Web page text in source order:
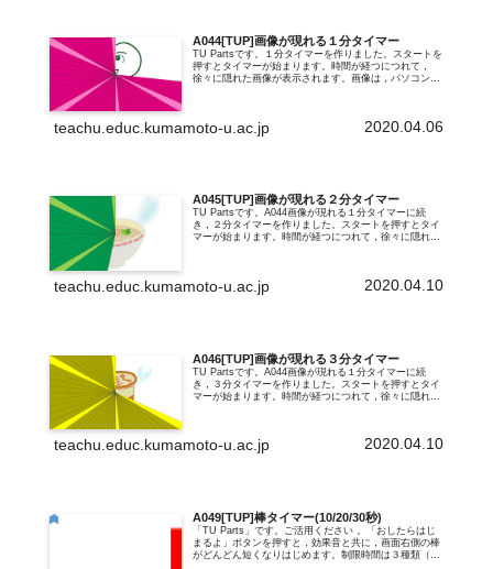
A044[TUP]画像が現れる１分タイマー
TU Partsです。１分タイマーを作りました。スタートを
押すとタイマーが始まります。時間が経つにつれて，
徐々に隠れた画像が表示されます。画像は，パソコンで
teachu.educ.kumamoto-u.ac.jp 2020.04.06
A045[TUP]画像が現れる２分タイマー
TU Partsです。A044画像が現れる１分タイマーに続
き，２分タイマーを作りました。スタートを押すとタイ
マーが始まります。時間が経つにつれて，徐々に隠れた
teachu.educ.kumamoto-u.ac.jp 2020.04.10
A046[TUP]画像が現れる３分タイマー
TU Partsです。A044画像が現れる１分タイマーに続
き，３分タイマーを作りました。スタートを押すとタイ
マーが始まります。時間が経つにつれて，徐々に隠れた
teachu.educ.kumamoto-u.ac.jp 2020.04.10
A049[TUP]棒タイマー(10/20/30秒)
「TU Parts」です。ご活用ください 。「おしたらはじ
まるよ」ボタンを押すと，効果音と共に，画面右側の棒
がどんどん短くなりはじめます。制限時間は３種類（10